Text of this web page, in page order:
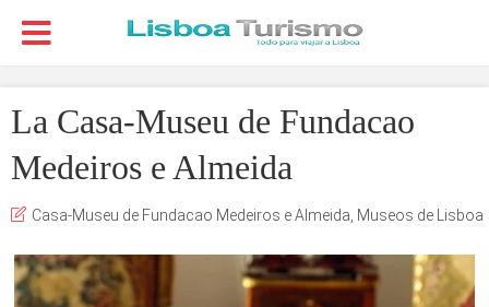
La Casa-Museu de Fundacao
Medeiros e Almeida
Casa-Museu de Fundacao Medeiros e Almeida Museos de Lisboa